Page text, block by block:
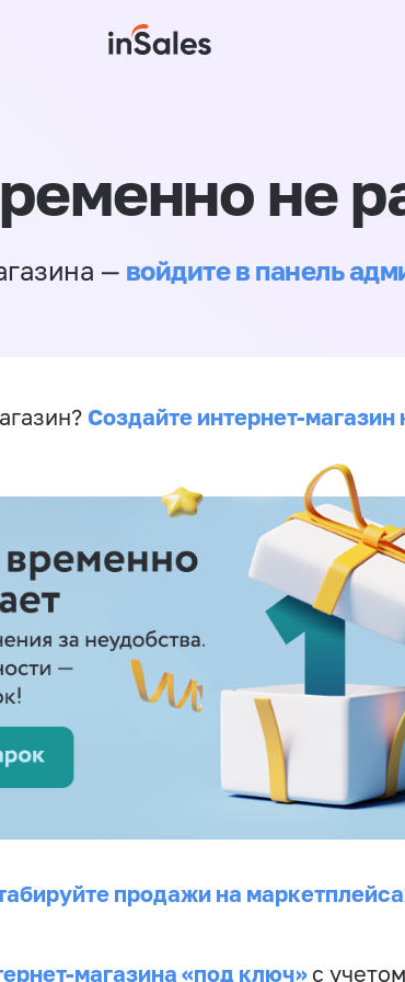
не
— войдите в панель
Создайте интернет-магазин
продажи на
магазина «под ключ» с учетом